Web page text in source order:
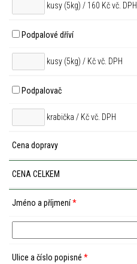
kusy (5kg) / 160 Kč vč. DPH
Podpalové dříví
kusy (5kg) / Kč vč. DPH
Podpalovač
krabička / Kč vč. DPH
Cena dopravy
CENA CELKEM
Jméno a příjmení*
Ulice a číslo popisné *